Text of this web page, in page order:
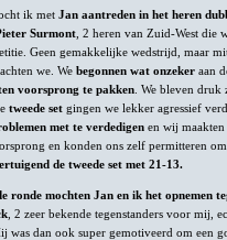
ik met Jan aantreden in het heren
Surmont , 2 heren van Zuid-West die
Geen gemakkelijke wedstrijd, maar
we. We begonnen wat onzeker aan
voorsprong te pakken . We bleven druk
tweede set gingen we lekker agressief
met te verdedigen en wij
en konden ons zelf permitteren
de tweede set met 21-13.
ronde mochten Jan en ik het opnemen
, 2 zeer bekende tegenstanders voor mij,
was dan ook super gemotiveerd om een